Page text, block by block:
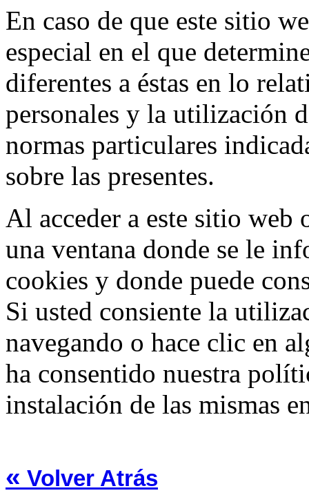
En caso de que este sitio
especial en el que
diferentes a éstas en lo
personales y la utilización
normas particulares
sobre las presentes.
Al acceder a este sitio
una ventana donde se le
cookies y donde puede
Si usted consiente la
navegando o hace clic en
ha consentido nuestra
instalación de las mismas
« Volver Atrás